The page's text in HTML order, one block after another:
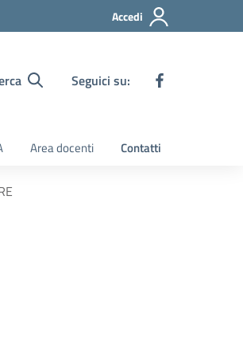
Accedi
Seguici su:
Area docenti Contatti